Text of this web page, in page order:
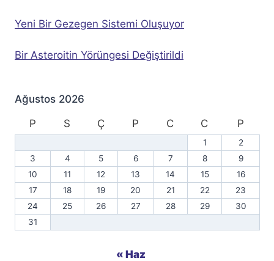
Yeni Bir Gezegen Sistemi Oluşuyor
Bir Asteroitin Yörüngesi Değiştirildi
Ağustos 2026
P
S Ç P C C P
1
2
3
4 5 6 7 8
9
10
11 12 13 14 15
16
17
18 19 20 21 22
23
24
25 26 27 28 29
30
31
« Haz